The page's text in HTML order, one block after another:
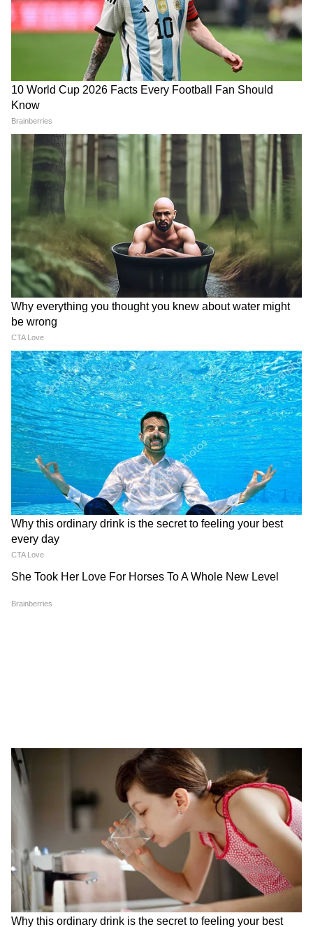
Sarfaraz Khan: সাই সুদর্শনের
চোটে কপাল খুলল, দীর্ঘদিন পর
টেস্ট দলে সরফরাজ খান
India vs Bangladesh:
বাংলাদেশ সফরে যাবে ভারতীয়
Sri Lanka Cricket XI vs
India: পরপর ৩ ছক্কা, শ্রীলঙ্কা
একাদশের বিরুদ্ধে ভারতকে
জেতালেন সিরাজ
Sunil Narine: ৪ ওভারে ২১টি
ডট বল! মাত্র ৭ রানে ৩ উইকেট,
টি২০ লিগে অবিশ্বাস্য স্পেল
LATEST VIDEOS
Suvendu on Mamata: 'কাদা মাখাবে না
তো কি আপনাকে দেখে ফুল ছুঁড়বে?' চরম
জবাব শুভেন্দুর!
Sumit Roy News: ২ মাস কোথায় লুকিয়ে
ছিলেন? 'রহস্যজনক' জবাব দিলেন সুমিত
রায়!